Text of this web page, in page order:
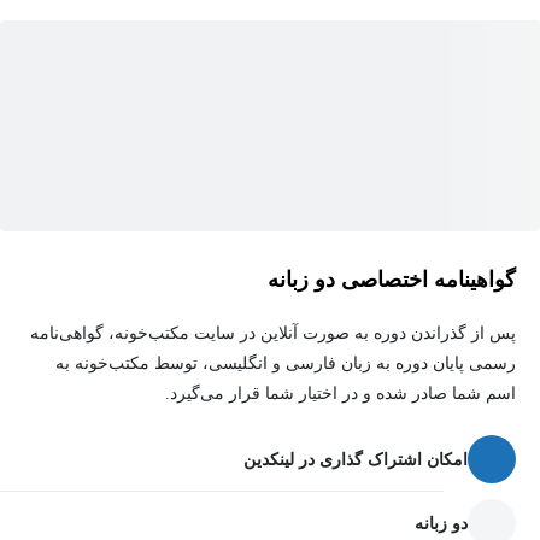
دقیقاً همان کاری است که مایکروسافت انجام داد. ویژگی‌های اضافی،
مانند پیکربندی و ورود به سیستم از طریق کتابخانه‌های اضافی اضافه
می‌شوند.
این چارچوب شامل اجزای مدولار با حداقل سربار است. بنابراین در
می‌توانید برنامه‌های ASP.NET Core خود را به‌صورت کراس پلتفرم در
گواهینامه اختصاصی دو زبانه
پس از گذراندن دوره به صورت آنلاین در سایت مکتب‌خونه، گواهی‌نامه
رسمی پایان دوره به زبان فارسی و انگلیسی، توسط مکتب‌خونه به
اسم شما صادر شده و در اختیار شما قرار می‌گیرد.
امکان اشتراک گذاری در لینکدین
دو زبانه